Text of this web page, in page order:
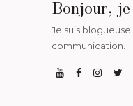
Bonjour,
Je suis
communication.